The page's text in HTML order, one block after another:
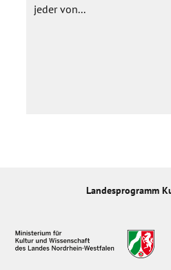
jeder von...
Landesprogramm